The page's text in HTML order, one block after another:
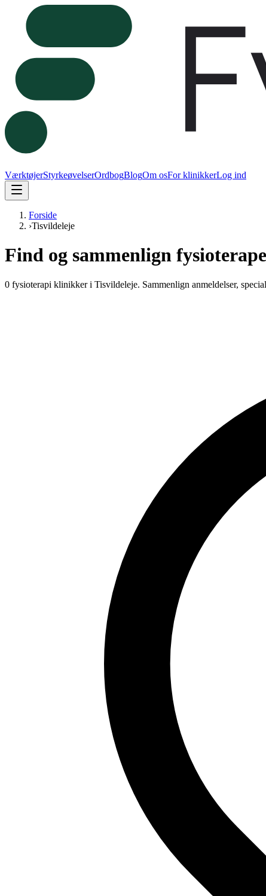
VærktøjerStyrkeøvelserOrdbogBlogOm osFor klinikkerLog ind
Forside
›Tisvildeleje
Find og sammenlign
0 fysioterapi klinikker i Tisvildeleje. Sammenlign anmeldelser,